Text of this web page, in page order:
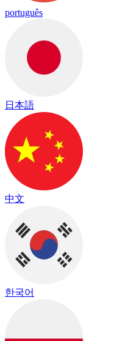
português
日本語
中文
한국어